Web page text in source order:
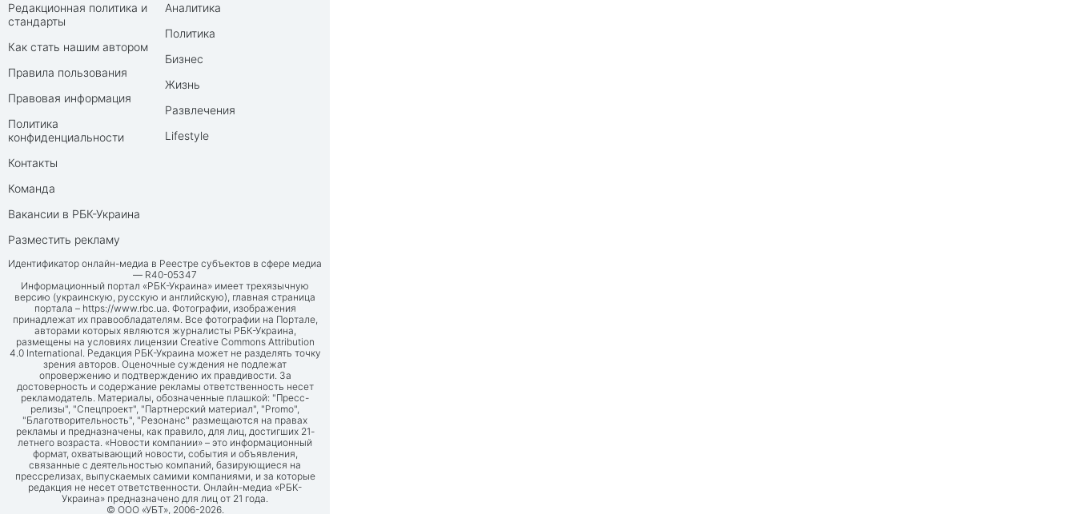
Редакционная политика и
стандарты
Как стать нашим автором
Правила пользования
Правовая информация
Политика
конфиденциальности
Контакты
Команда
Вакансии в РБК-Украина
Разместить рекламу
Аналитика
Политика
Бизнес
Жизнь
Развлечения
Lifestyle
Идентификатор онлайн-медиа в Реестре субъектов в сфере медиа
— R40-05347
Информационный портал «РБК-Украина» имеет трехязычную
версию (украинскую, русскую и английскую), главная страница
портала – https://www.rbc.ua. Фотографии, изображения
принадлежат их правообладателям. Все фотографии на Портале,
авторами которых являются журналисты РБК-Украина,
размещены на условиях лицензии Creative Commons Attribution
4.0 International. Редакция РБК-Украина может не разделять точку
зрения авторов. Оценочные суждения не подлежат
опровержению и подтверждению их правдивости. За
достоверность и содержание рекламы ответственность несет
рекламодатель. Материалы, обозначенные плашкой: "Пресс-
релизы", "Спецпроект", "Партнерский материал", "Promo",
"Благотворительность", "Резонанс" размещаются на правах
рекламы и предназначены, как правило, для лиц, достигших 21-
летнего возраста. «Новости компании» – это информационный
формат, охватывающий новости, события и объявления,
связанные с деятельностью компаний, базирующиеся на
прессрелизах, выпускаемых самими компаниями, и за которые
редакция не несет ответственности. Онлайн-медиа «РБК-
Украина» предназначено для лиц от 21 года.
© ООО «УБТ», 2006-2026.